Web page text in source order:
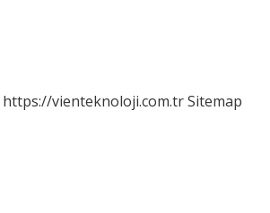
https://vienteknoloji.com.trSitemap